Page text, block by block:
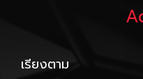
เรียงตาม